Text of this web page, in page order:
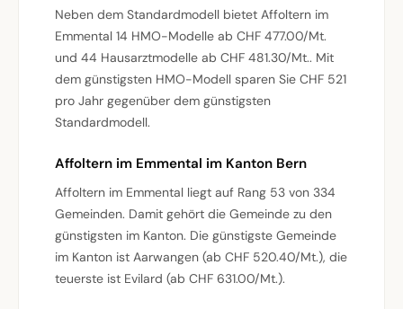
Neben dem Standardmodell bietet Affoltern im
Emmental 14 HMO-Modelle ab CHF 477.00/Mt.
und 44 Hausarztmodelle ab CHF 481.30/Mt.. Mit
dem günstigsten HMO-Modell sparen Sie CHF 521
pro Jahr gegenüber dem günstigsten
Standardmodell.
Affoltern im Emmental im Kanton Bern
Affoltern im Emmental liegt auf Rang 53 von 334
Gemeinden. Damit gehört die Gemeinde zu den
günstigsten im Kanton. Die günstigste Gemeinde
im Kanton ist Aarwangen (ab CHF 520.40/Mt.), die
teuerste ist Evilard (ab CHF 631.00/Mt.).